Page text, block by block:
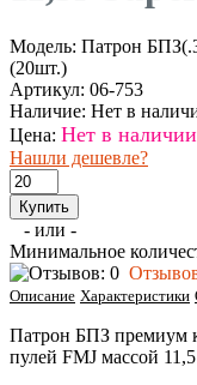
Модель: Патрон
(20шт.)
Артикул: 06-753
Наличие: Нет в
Цена: Нет в наличии
Нашли дешевле?
- или -
Минимальное
Описание Характеристики
Патрон БПЗ премиум
пулей FMJ массой